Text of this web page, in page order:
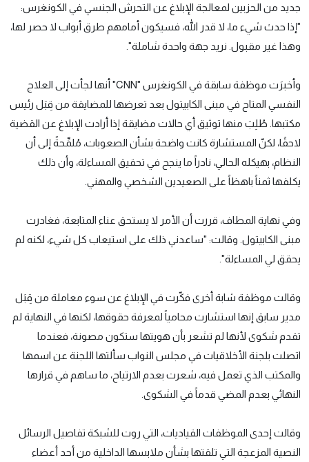
جديد من الحزبين لمعالجة الإبلاغ عن التحرش الجنسي في الكونغرس:
"إذا حدث شيء ما، لا قدر الله، فسيكون أمامهم طرق أبواب لا حصر لها،
وهذا غير مقبول. نريد جهة واحدة شاملة".
وأخبرَت موظفة سابقة في الكونغرس "CNN" أنها لجأت إلى العلاج
النفسي المتاح في مبنى الكابيتول بعد تعرضها للمضايقة من قِبَل رئيس
مكتبها. طُلِبَ منها توثيق أي حالات مضايقة إذا أرادت الإبلاغ عن القضية
لاحقًا، لكنّ المستشارة كانت واضحة بشأن الصعوبات، مُلمِّحةً إلى أن
النظام، بهيكله الحالي، نادراً ما ينجح في تحقيق المساءلة، وأن ذلك
يكلفها ثمناً باهظاً على الصعيدين الشخصي والمهني.
وفي نهاية المطاف، قررت أن الأمر لا يستحق عناء المتابعة، فغادرت
مبنى الكابيتول. وقالت: "ساعدني ذلك على استيعاب كل شيء، لكنه لم
يحقق لي المساءلة".
وقالت موظفة شابة أخرى فكّرت في الإبلاغ عن سوء معاملة من قِبَل
مدير سابق إنها استشارت محامياً لمعرفة حقوقها، لكنها في النهاية لم
تقدم شكوى لأنها لم تشعر بأن هويتها ستكون مصونة، فعندما
اتصلت بلجنة الأخلاقيات في مجلس النواب سألتها اللجنة عن اسمها
والمكتب الذي تعمل فيه، شعرت بعدم الارتياح، ما ساهم في قرارها
النهائي بعدم المضي قدماً في الشكوى.
وقالت إحدى الموظفات القياديات، التي روت للشبكة تفاصيل الرسائل
النصية المزعجة التي تلقتها بشأن ملابسها الداخلية من أحد أعضاء